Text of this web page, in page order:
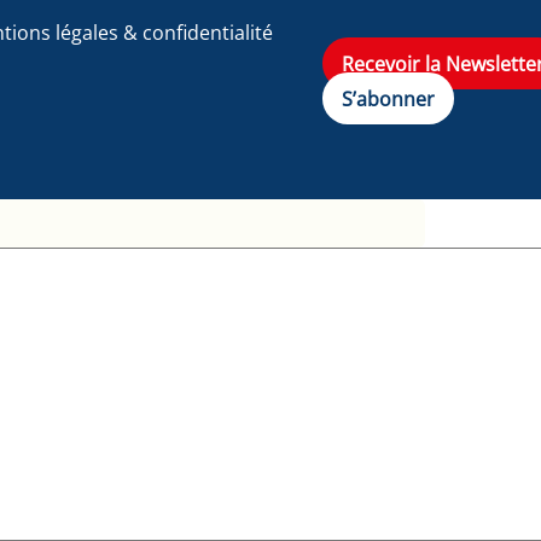
légales & confidentialité
Recevoir la
S’abonner